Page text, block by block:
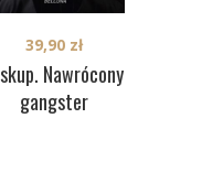
Nawrócony
gangster
39,90 zł